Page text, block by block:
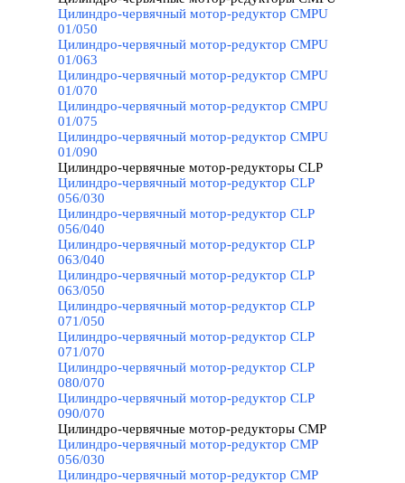
Цилиндро-червячный мотор-редуктор CMPU
01/050
Цилиндро-червячный мотор-редуктор CMPU
01/063
Цилиндро-червячный мотор-редуктор CMPU
01/070
Цилиндро-червячный мотор-редуктор CMPU
01/075
Цилиндро-червячный мотор-редуктор CMPU
01/090
Цилиндро-червячные мотор-редукторы CLP
Цилиндро-червячный мотор-редуктор CLP
056/030
Цилиндро-червячный мотор-редуктор CLP
056/040
Цилиндро-червячный мотор-редуктор CLP
063/040
Цилиндро-червячный мотор-редуктор CLP
063/050
Цилиндро-червячный мотор-редуктор CLP
071/050
Цилиндро-червячный мотор-редуктор CLP
071/070
Цилиндро-червячный мотор-редуктор CLP
080/070
Цилиндро-червячный мотор-редуктор CLP
090/070
Цилиндро-червячные мотор-редукторы CMP
Цилиндро-червячный мотор-редуктор CMP
056/030
Цилиндро-червячный мотор-редуктор CMP